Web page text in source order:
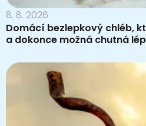
8. 8. 2026
Domácí bezlepkový chléb,
a dokonce možná chutná